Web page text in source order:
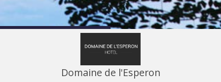
Domaine de l'Esperon